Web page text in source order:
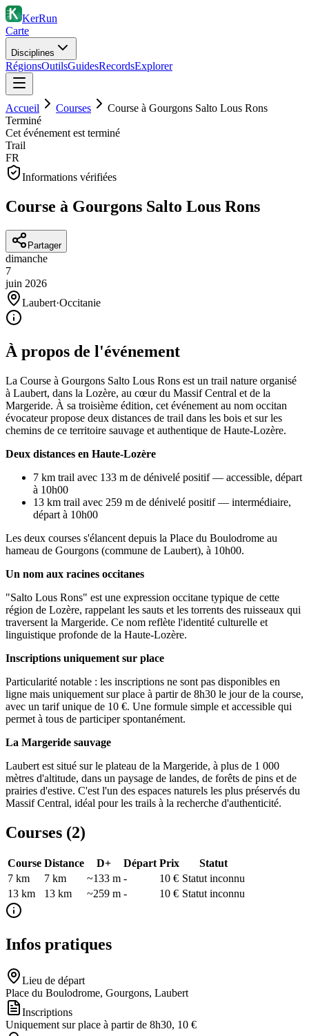
KerRun
Carte
Disciplines
RégionsOutilsGuidesRecordsExplorer
Accueil Courses
Course à Gourgons Salto Lous Rons
Terminé
Cet événement est terminé
Trail
FR
Informations vérifiées
Course à Gourgons Salto Lous Rons
Partager
dimanche
7
juin 2026
Laubert·Occitanie
À propos de l'événement
La Course à Gourgons Salto Lous Rons est un trail nature organisé
à Laubert, dans la Lozère, au cœur du Massif Central et de la
Margeride. À sa troisième édition, cet événement au nom occitan
évocateur propose deux distances de trail dans les bois et sur les
chemins de ce territoire sauvage et authentique de Haute-Lozère.
Deux distances en Haute-Lozère
7 km trail avec 133 m de dénivelé positif — accessible, départ
à 10h00
13 km trail avec 259 m de dénivelé positif — intermédiaire,
départ à 10h00
Les deux courses s'élancent depuis la Place du Boulodrome au
hameau de Gourgons (commune de Laubert), à 10h00.
Un nom aux racines occitanes
"Salto Lous Rons" est une expression occitane typique de cette
région de Lozère, rappelant les sauts et les torrents des ruisseaux qui
traversent la Margeride. Ce nom reflète l'identité culturelle et
linguistique profonde de la Haute-Lozère.
Inscriptions uniquement sur place
Particularité notable : les inscriptions ne sont pas disponibles en
ligne mais uniquement sur place à partir de 8h30 le jour de la course,
avec un tarif unique de 10 €. Une formule simple et accessible qui
permet à tous de participer spontanément.
La Margeride sauvage
Laubert est situé sur le plateau de la Margeride, à plus de 1 000
mètres d'altitude, dans un paysage de landes, de forêts de pins et de
prairies d'estive. C'est l'un des espaces naturels les plus préservés du
Massif Central, idéal pour les trails à la recherche d'authenticité.
Courses (2)
Course Distance D+ Départ Prix
Statut
7 km
7 km ~133 m - 10 € Statut inconnu
13 km
13 km ~259 m - 10 € Statut inconnu
Infos pratiques
Lieu de départ
Place du Boulodrome, Gourgons, Laubert
Inscriptions
Uniquement sur place à partir de 8h30, 10 €